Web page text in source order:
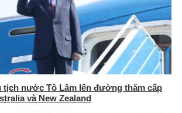
tịch nước Tô Lâm lên đường thăm cấp
và New Zealand